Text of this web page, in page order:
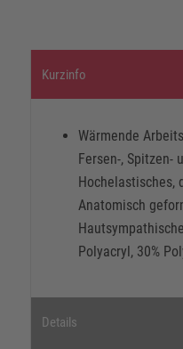
Kurzinfo
Wärmende
Fersen-, Spitzen-
Hochelastisches,
Anatomisch
Polyacryl, 30%
Details